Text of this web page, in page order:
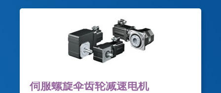
伺服螺旋伞齿轮减速电机